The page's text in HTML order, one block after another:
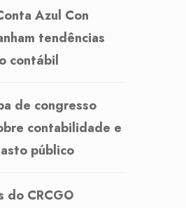
Azul Con
tendências
contábil
de congresso
contabilidade e
público
do CRCGO